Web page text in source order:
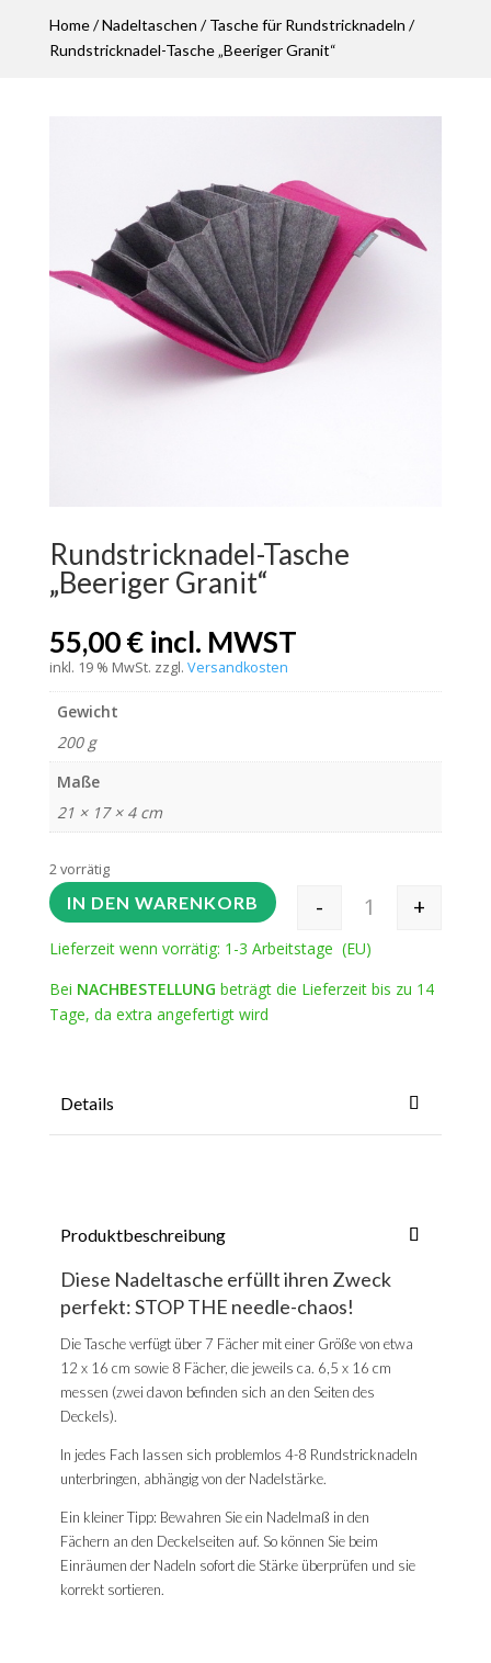
Home/Nadeltaschen /Tasche für Rundstricknadeln /
Rundstricknadel-Tasche „Beeriger Granit“
Rundstricknadel-Tasche
„Beeriger Granit“
55,00€ incl. MWST
inkl. 19 % MwSt. zzgl. Versandkosten
Gewicht
200 g
Maße
21 × 17 × 4 cm
2 vorrätig
- +
IN DEN WARENKORB
Lieferzeit wenn vorrätig: 1-3 Arbeitstage (EU)
Bei NACHBESTELLUNG beträgt die Lieferzeit bis zu 14
Tage, da extra angefertigt wird
Details
Produktbeschreibung
Diese Nadeltasche erfüllt ihren Zweck
perfekt: STOP THE needle-chaos!
Die Tasche verfügt über 7 Fächer mit einer Größe von etwa
12 x 16 cm sowie 8 Fächer, die jeweils ca. 6,5 x 16 cm
messen (zwei davon befinden sich an den Seiten des
Deckels).
In jedes Fach lassen sich problemlos 4-8 Rundstricknadeln
unterbringen, abhängig von der Nadelstärke.
Ein kleiner Tipp: Bewahren Sie ein Nadelmaß in den
Fächern an den Deckelseiten auf. So können Sie beim
Einräumen der Nadeln sofort die Stärke überprüfen und sie
korrekt sortieren.